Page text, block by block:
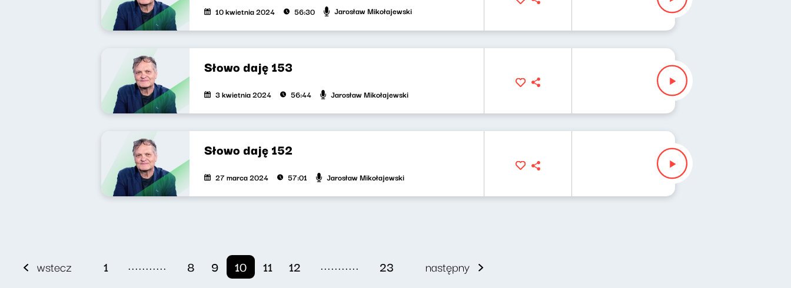
10 kwietnia 2024 56:30 Jarosław Mikołajewski
Słowo daję 153
3 kwietnia 2024 56:44 Jarosław Mikołajewski
Słowo daję 152
27 marca 2024 57:01 Jarosław Mikołajewski
wstecz 1 ........... 8 9 10 11 12 ........... 23 następny